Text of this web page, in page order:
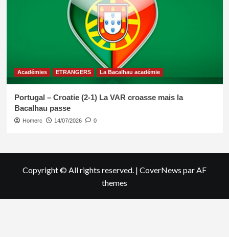
Académies ETRANGERS La Bacalhau académie
Portugal – Croatie (2-1) La VAR croasse mais la
Bacalhau passe
Homerc 14/07/2026 0
Copyright © All rights reserved. | CoverNews par AF
themes